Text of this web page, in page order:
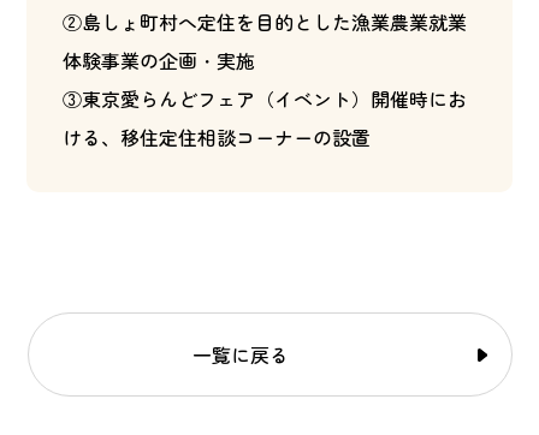
②島しょ町村へ定住を目的とした漁業農業就業
体験事業の企画・実施
③東京愛らんどフェア（イベント）開催時にお
ける、移住定住相談コーナーの設置
一覧に戻る